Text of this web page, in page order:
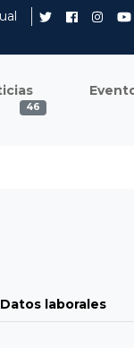
46
Datos laborales